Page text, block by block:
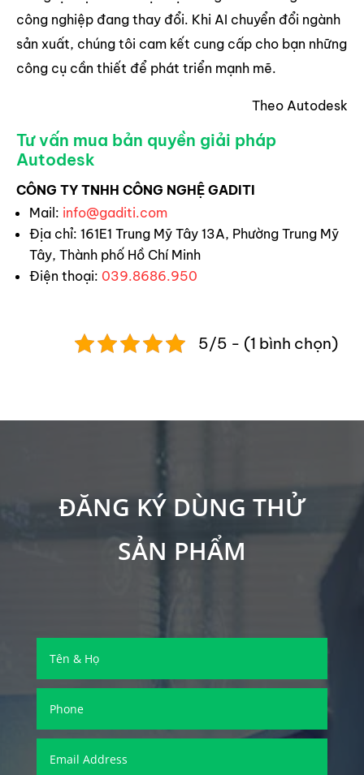
công nghiệp đang thay đổi. Khi AI chuyển đổi ngành
sản xuất, chúng tôi cam kết cung cấp cho bạn những
công cụ cần thiết để phát triển mạnh mẽ.
Theo Autodesk
Tư vấn mua bản quyền giải pháp
Autodesk
CÔNG TY TNHH CÔNG NGHỆ GADITI
Mail: info@gaditi.com
Địa chỉ: 161E1 Trung Mỹ Tây 13A, Phường Trung Mỹ
Tây, Thành phố Hồ Chí Minh
Điện thoại: 039.8686.950
5/5 - (1 bình chọn)
ĐĂNG KÝ DÙNG THỬ
SẢN PHẨM